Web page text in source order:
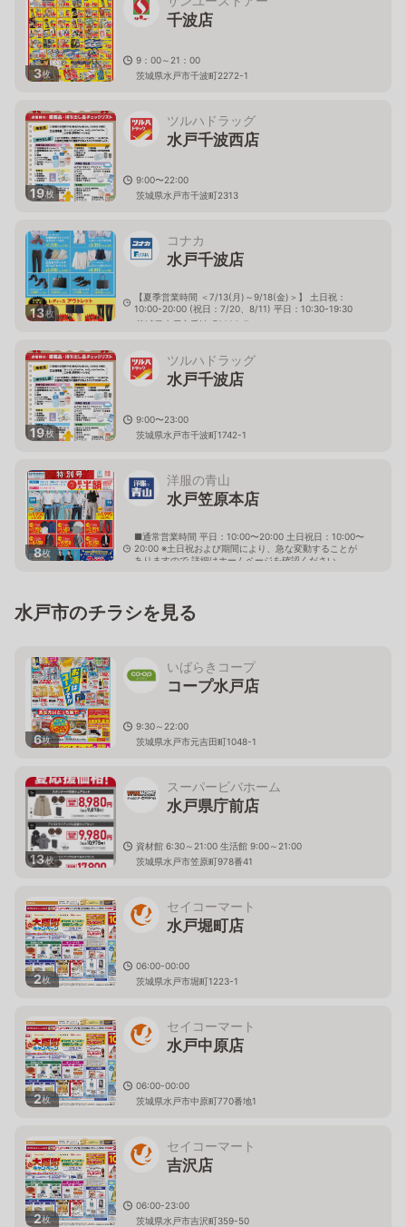
3枚
千波店
9：00～21：00
茨城県水戸市千波町2272-1
19枚
ツルハドラッグ
水戸千波西店
9:00〜22:00
茨城県水戸市千波町2313
13枚
コナカ
水戸千波店
【夏季営業時間 ＜7/13(月)～9/18(金)＞】 土日祝：
10:00-20:00 (祝日：7/20、8/11) 平日：10:30-19:30
茨城県水戸市千波町2023-7
19枚
ツルハドラッグ
水戸千波店
9:00〜23:00
茨城県水戸市千波町1742-1
8枚
洋服の青山
水戸笠原本店
■通常営業時間 平日：10:00〜20:00 土日祝日：10:00〜
20:00 ※土日祝および期間により、急な変動することが
ありますので 詳細はホームページを確認ください
水戸市のチラシを見る
6枚
いばらきコープ
コープ水戸店
9:30～22:00
茨城県水戸市元吉田町1048-1
13枚
スーパービバホーム
水戸県庁前店
資材館 6:30～21:00 生活館 9:00～21:00
茨城県水戸市笠原町978番41
2枚
セイコーマート
水戸堀町店
06:00-00:00
茨城県水戸市堀町1223-1
2枚
セイコーマート
水戸中原店
06:00-00:00
茨城県水戸市中原町770番地1
2枚
セイコーマート
吉沢店
06:00-23:00
茨城県水戸市吉沢町359-50